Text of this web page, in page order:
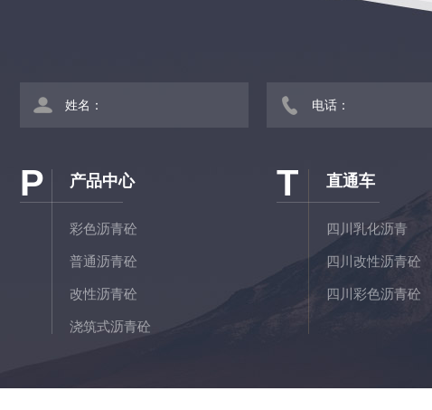
P 产品中心
彩色沥青砼
普通沥青砼
改性沥青砼
浇筑式沥青砼
T 直通车
四川乳化沥青
四川改性沥青砼
四川彩色沥青砼